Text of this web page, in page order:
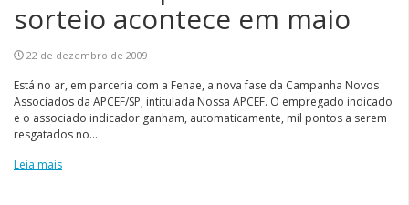
sorteio acontece em maio
22 de dezembro de 2009
Está no ar, em parceria com a Fenae, a nova fase da Campanha Novos
Associados da APCEF/SP, intitulada Nossa APCEF. O empregado indicado
e o associado indicador ganham, automaticamente, mil pontos a serem
resgatados no...
Leia mais